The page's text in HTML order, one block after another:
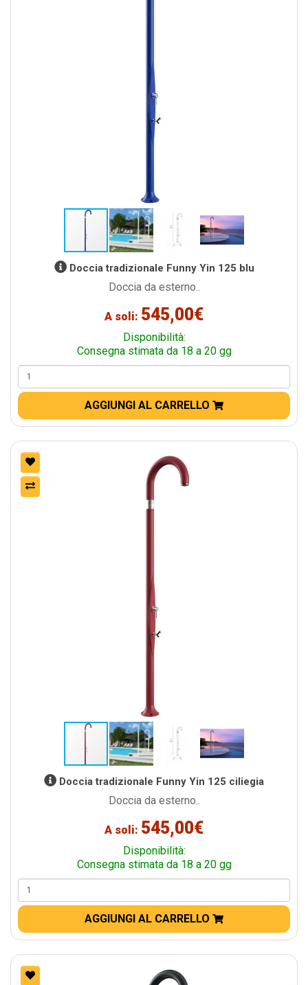
Doccia tradizionale Funny Yin 125 blu
Doccia da esterno..
A soli: 545,00€
Disponibilità:
Consegna stimata da 18 a 20 gg
AGGIUNGI AL CARRELLO
Doccia tradizionale Funny Yin 125 ciliegia
Doccia da esterno..
A soli: 545,00€
Disponibilità:
Consegna stimata da 18 a 20 gg
AGGIUNGI AL CARRELLO